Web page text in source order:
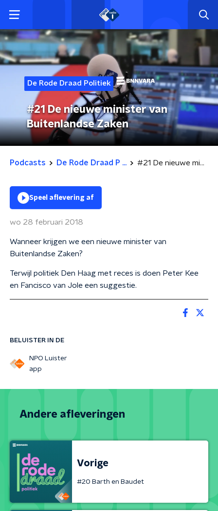
De Rode Draad Politiek
#21 De nieuwe minister van
Buitenlandse Zaken
Podcasts De Rode Draad P ... #21 De nieuwe minister van Buitenlandse Zaken
BELUISTER IN DE
NPO Luister
app
Speel aflevering af
wo 28 februari 2018
Wanneer krijgen we een nieuwe minister van
Buitenlandse Zaken?
Terwijl politiek Den Haag met reces is doen Peter Kee
en Fancisco van Jole een suggestie.
Andere afleveringen
Vorige
#20 Barth en Baudet